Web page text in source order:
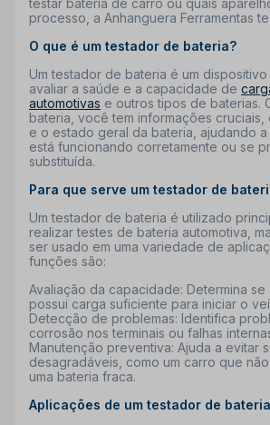
processo, a Anhanguera Ferramentas
O que é um testador de bateria?
Um testador de bateria é um
avaliar a saúde e a capacidade de
automotivas e outros tipos de baterias.
bateria, você tem informações cruciais,
e o estado geral da bateria, ajudando
está funcionando corretamente ou se
substituída.
Para que serve um testador de
Um testador de bateria é utilizado
realizar testes de bateria automotiva,
ser usado em uma variedade de
funções são:
Avaliação da capacidade: Determina se
possui carga suficiente para iniciar o
Detecção de problemas: Identifica
corrosão nos terminais ou falhas
Manutenção preventiva: Ajuda a evitar
desagradáveis, como um carro que
uma bateria fraca.
Aplicações de um testador de bateria